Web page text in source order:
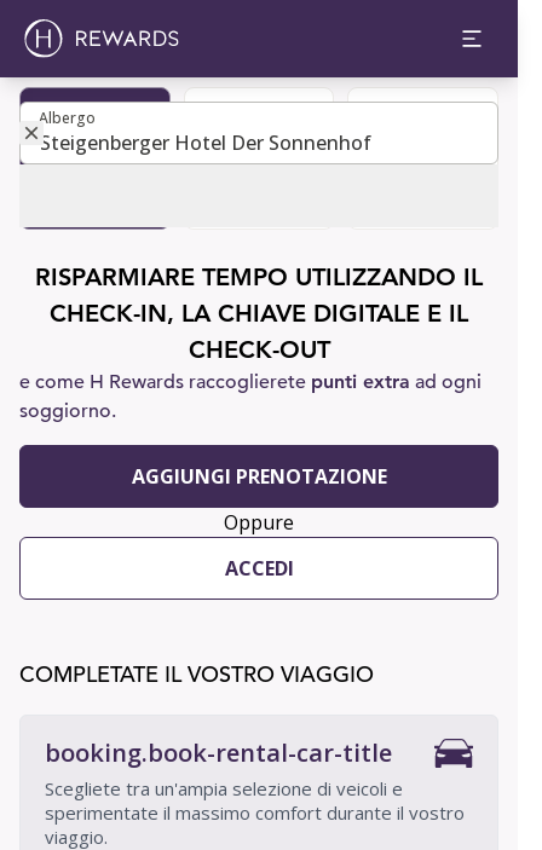
Albergo
Albergo
RISPARMIARE TEMPO UTILIZZANDO IL
CHECK-IN, LA CHIAVE DIGITALE E IL
CHECK-OUT
e come H Rewards raccoglierete punti extra ad ogni
soggiorno.
AGGIUNGI PRENOTAZIONE
Oppure
ACCEDI
COMPLETATE IL VOSTRO VIAGGIO
booking.book-rental-car-title
Scegliete tra un'ampia selezione di veicoli e
sperimentate il massimo comfort durante il vostro
viaggio.